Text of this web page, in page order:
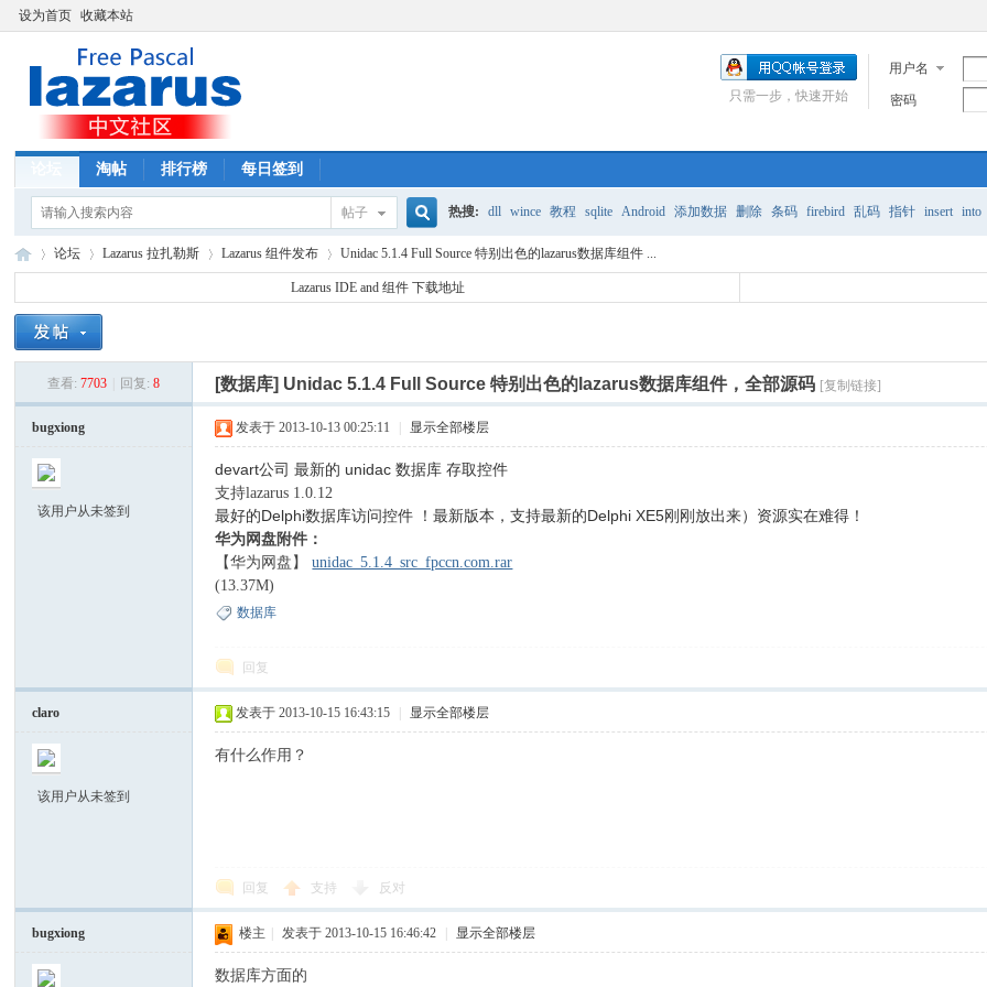
设为首页 收藏本站
用户名
密码
只需一步，快速开始
淘帖 排行榜 每日签到
帖子
搜
热搜: dll wince 教程 sqlite Android 添加数据 删除 条码 firebird 乱码 指针 insert into
La »
论坛
›
Lazarus 拉扎勒斯 Lazarus 组件发布 Unidac 5.1.4 Full Source 特别出色的lazarus数据库组件 ...
Lazarus IDE and 组件 下载地址
查看: 7703 回复: 8 [数据库] Unidac 5.1.4 Full Source 特别出色的lazarus数据库组件，全部源码 [复制链接]
bugxiong
该用户从未签到
发表于 2013-10-13 00:25:11 显示全部楼层
devart公司 最新的 unidac 数据库 存取控件
支持lazarus 1.0.12
最好的Delphi数据库访问控件 ！最新版本，支持最新的Delphi XE5刚刚放出来）资源实在难得！
华为网盘附件：
【华为网盘】unidac_5.1.4_src_fpccn.com.rar
(13.37M)
数据库
回复
claro
该用户从未签到
发表于 2013-10-15 16:43:15 显示全部楼层
有什么作用？
回复 支持 反对
bugxiong 楼主 发表于 2013-10-15 16:46:42 显示全部楼层
数据库方面的